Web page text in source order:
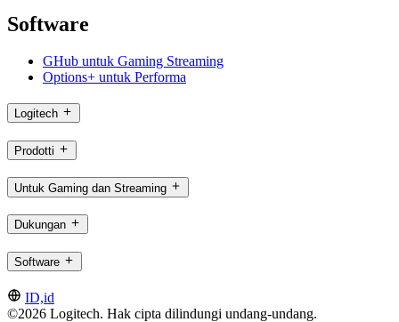
Software
GHub untuk Gaming Streaming
Options+ untuk Performa
Logitech
Prodotti
Untuk Gaming dan Streaming
Dukungan
Software
ID,id
©2026 Logitech. Hak cipta dilindungi undang-undang.